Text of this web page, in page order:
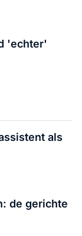
'echter'
als
de gerichte